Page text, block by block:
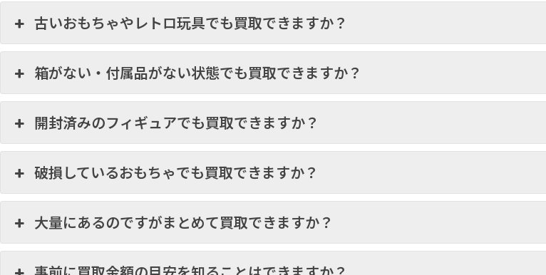
古いおもちゃやレトロ玩具でも買取できますか？
箱がない・付属品がない状態でも買取できますか？
開封済みのフィギュアでも買取できますか？
破損しているおもちゃでも買取できますか？
大量にあるのですがまとめて買取できますか？